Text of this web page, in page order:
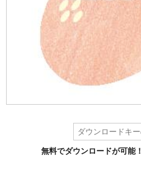
無料でダウンロードが可能！